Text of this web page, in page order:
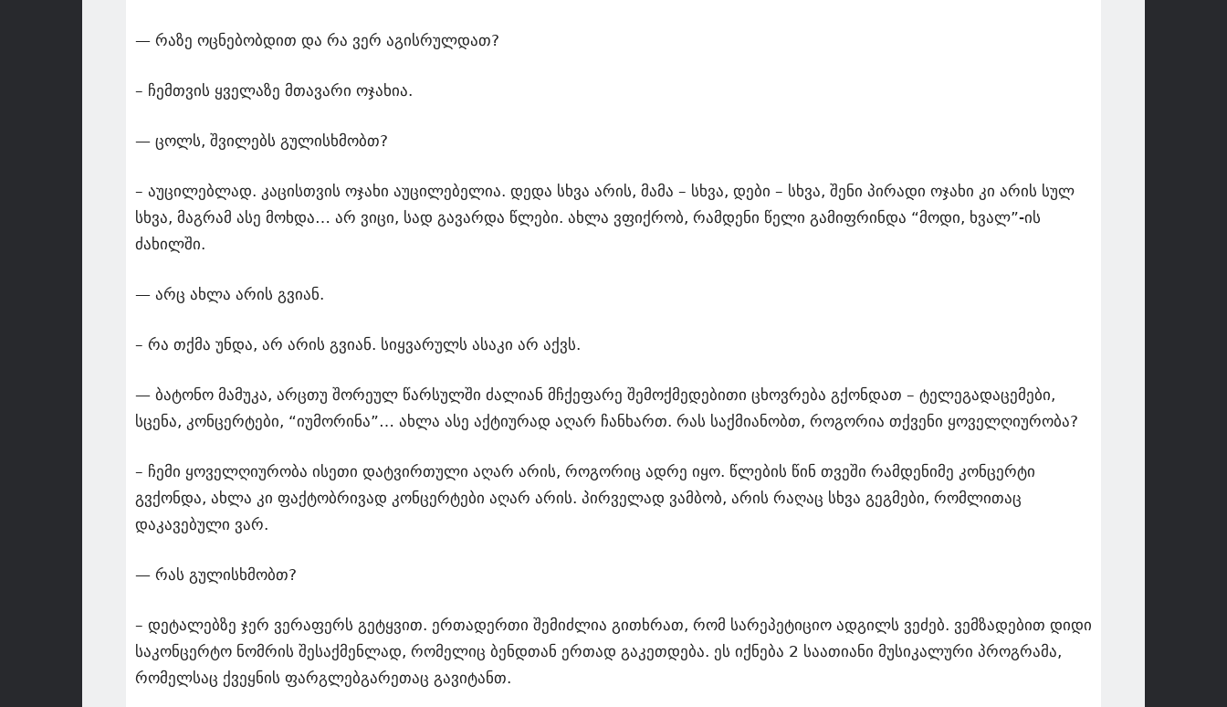
— რაზე ოცნებობდით და რა ვერ აგისრულდათ?
– ჩემთვის ყველაზე მთავარი ოჯახია.
— ცოლს, შვილებს გულისხმობთ?
– აუცილებლად. კაცისთვის ოჯახი აუცილებელია. დედა სხვა არის, მამა – სხვა, დები – სხვა, შენი პირადი ოჯახი კი არის სულ
სხვა, მაგრამ ასე მოხდა… არ ვიცი, სად გავარდა წლები. ახლა ვფიქრობ, რამდენი წელი გამიფრინდა “მოდი, ხვალ”-ის
ძახილში.
— არც ახლა არის გვიან.
– რა თქმა უნდა, არ არის გვიან. სიყვარულს ასაკი არ აქვს.
— ბატონო მამუკა, არცთუ შორეულ წარსულში ძალიან მჩქეფარე შემოქმედებითი ცხოვრება გქონდათ – ტელეგადაცემები,
სცენა, კონცერტები, “იუმორინა”… ახლა ასე აქტიურად აღარ ჩანხართ. რას საქმიანობთ, როგორია თქვენი ყოველღიურობა?
– ჩემი ყოველღიურობა ისეთი დატვირთული აღარ არის, როგორიც ადრე იყო. წლების წინ თვეში რამდენიმე კონცერტი
გვქონდა, ახლა კი ფაქტობრივად კონცერტები აღარ არის. პირველად ვამბობ, არის რაღაც სხვა გეგმები, რომლითაც
დაკავებული ვარ.
— რას გულისხმობთ?
– დეტალებზე ჯერ ვერაფერს გეტყვით. ერთადერთი შემიძლია გითხრათ, რომ სარეპეტიციო ადგილს ვეძებ. ვემზადებით დიდი
საკონცერტო ნომრის შესაქმენლად, რომელიც ბენდთან ერთად გაკეთდება. ეს იქნება 2 საათიანი მუსიკალური პროგრამა,
რომელსაც ქვეყნის ფარგლებგარეთაც გავიტანთ.